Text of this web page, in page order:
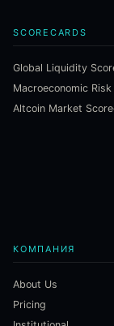
SCORECARDS
Global Liquidity
Macroeconomic
Altcoin Market
КОМПАНИЯ
About Us
Pricing